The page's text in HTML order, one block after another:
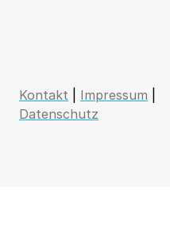
Kontakt Impressum
Datenschutz